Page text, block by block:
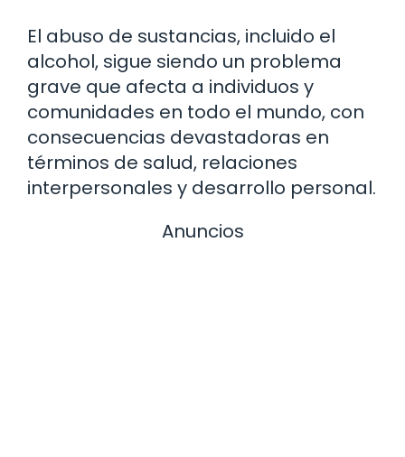
El abuso de sustancias, incluido el
alcohol, sigue siendo un problema
grave que afecta a individuos y
comunidades en todo el mundo, con
consecuencias devastadoras en
términos de salud, relaciones
interpersonales y desarrollo personal.
Anuncios